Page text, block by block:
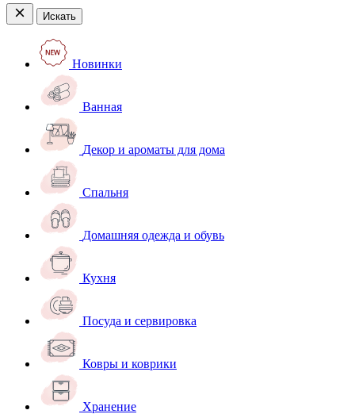
Искать
Новинки
Ванная
Декор и ароматы для дома
Спальня
Домашняя одежда и обувь
Кухня
Посуда и сервировка
Ковры и коврики
Хранение